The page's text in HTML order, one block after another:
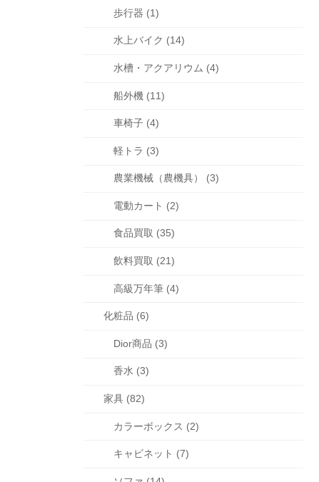
歩行器 (1)
水上バイク (14)
水槽・アクアリウム (4)
船外機 (11)
車椅子 (4)
軽トラ (3)
農業機械（農機具） (3)
電動カート (2)
食品買取 (35)
飲料買取 (21)
高級万年筆 (4)
化粧品 (6)
Dior商品 (3)
香水 (3)
家具 (82)
カラーボックス (2)
キャビネット (7)